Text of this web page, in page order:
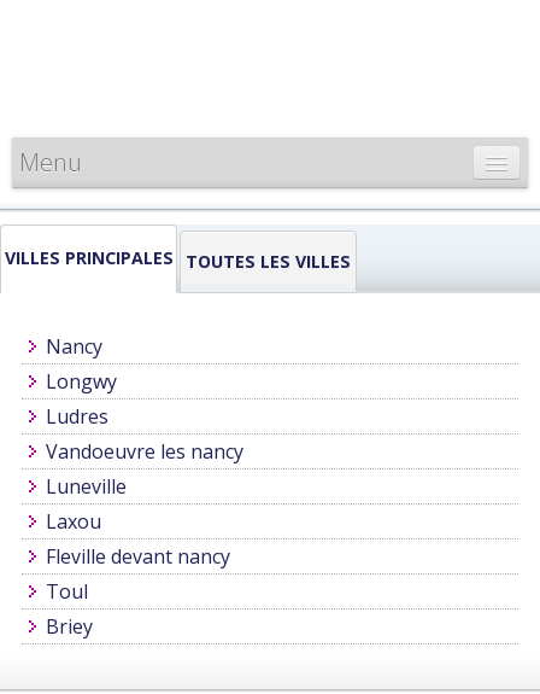
Menu
CARTE DE FRANCE
INFORMATIONS
VILLES PRINCIPALES TOUTES LES VILLES
Nancy
Longwy
Ludres
Vandoeuvre les nancy
Luneville
Laxou
Fleville devant nancy
Toul
Briey